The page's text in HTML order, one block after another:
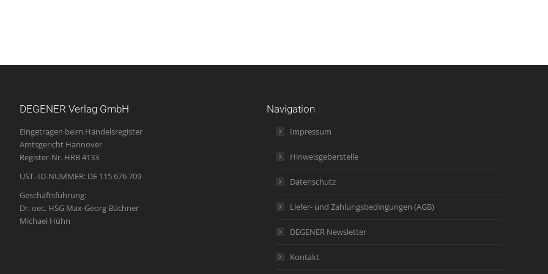
DEGENER Verlag GmbH
Eingetragen beim Handelsregister
Amtsgericht Hannover
Register-Nr. HRB 4133
UST.-ID-NUMMER: DE 115 676 709
Geschäftsführung:
Dr. oec. HSG Max-Georg Büchner
Michael Hühn
Navigation
Impressum
Hinweisgeberstelle
Datenschutz
Liefer- und Zahlungsbedingungen (AGB)
DEGENER Newsletter
Kontakt